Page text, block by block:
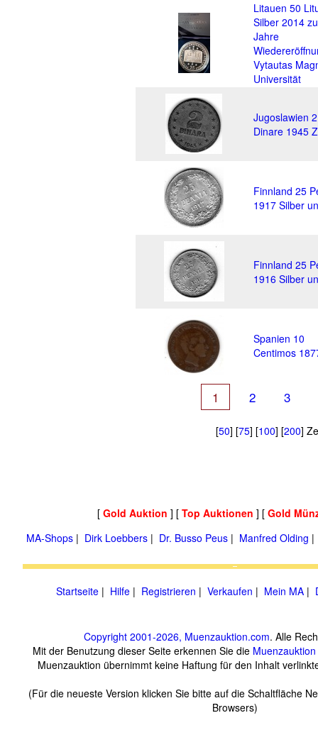
Litauen 50
Silber 2014
Jahre
Vytautas
Universität
Jugoslawien 2
Dinare 1945
Finnland 25
1917 Silber
Finnland 25
1916 Silber
Spanien 10
Centimos
1 2 3
[50] [75] [100] [200]
[ Gold Auktion ] [ Top Auktionen ] [ Gold
MA-Shops| Dirk Loebbers| Dr. Busso Peus| Manfred Olding
Startseite| Hilfe| Registrieren | Verkaufen | Mein MA|
Copyright 2001-2026, Muenzauktion.com. Alle
Mit der Benutzung dieser Seite erkennen Sie die Muenzauktion
Muenzauktion übernimmt keine Haftung für den Inhalt
(Für die neueste Version klicken Sie bitte auf die Schaltfläche
Browsers)